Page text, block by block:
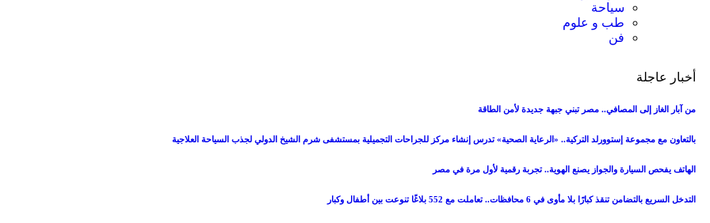
سياحة
طب و علوم
فن
أخبار عاجلة
من آبار الغاز إلى المصافي.. مصر تبني جبهة جديدة لأمن الطاقة
بالتعاون مع مجموعة إستوورلد التركية.. «الرعاية الصحية» تدرس إنشاء مركز للجراحات التجميلية بمستشفى شرم الشيخ الدولي لجذب السياحة العلاجية
الهاتف يفحص السيارة والجواز يصنع الهوية.. تجربة رقمية لأول مرة في مصر
التدخل السريع بالتضامن تنقذ كبارًا بلا مأوى في 6 محافظات.. تعاملت مع 552 بلاغًا تنوعت بين أطفال وكبار